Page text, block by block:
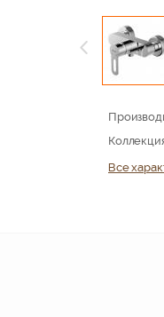
Все